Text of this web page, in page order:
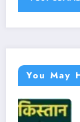
You May
BLOG